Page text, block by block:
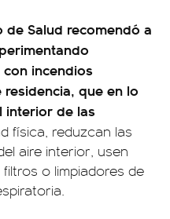
de Salud recomendó a
incendios
que en lo
interior de las
física, reduzcan las
aire interior, usen
o limpiadores de